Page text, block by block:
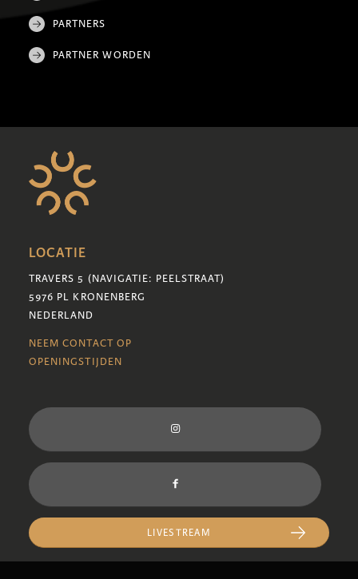
PARTNERS
PARTNER WORDEN
LOCATIE
TRAVERS 5 (NAVIGATIE: PEELSTRAAT)
5976 PL KRONENBERG
NEDERLAND
NEEM CONTACT OP
OPENINGSTIJDEN
LIVESTREAM